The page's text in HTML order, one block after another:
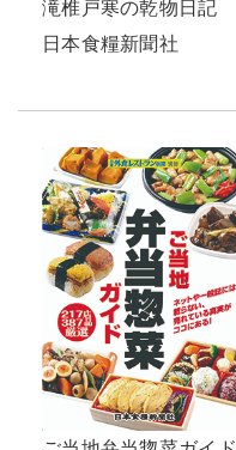
滝椎戸寒の乾物日記
日本食糧新聞社